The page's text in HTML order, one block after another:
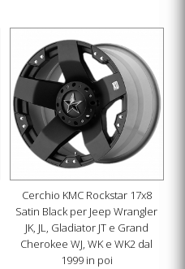
Cerchio KMC Rockstar 17x8
Satin Black per Jeep Wrangler
JK, JL, Gladiator JT e Grand
Cherokee WJ, WK e WK2 dal
1999 in poi